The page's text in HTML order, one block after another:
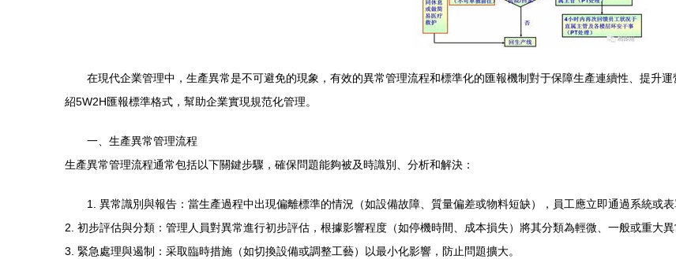
在現代企業管理中，生產異常是不可避免的現象，有效的異常管理流程和標準化的匯報機制對于保障生產連續性、提升
紹5W2H匯報標準格式，幫助企業實現規范化管理。
一、生產異常管理流程
生產異常管理流程通常包括以下關鍵步驟，確保問題能夠被及時識別、分析和解決：
1. 異常識別與報告：當生產過程中出現偏離標準的情況（如設備故障、質量偏差或物料短缺），員工應立即通過系統或表
2. 初步評估與分類：管理人員對異常進行初步評估，根據影響程度（如停機時間、成本損失）將其分類為輕微、一般或重大異
3. 緊急處理與遏制：采取臨時措施（如切換設備或調整工藝）以最小化影響，防止問題擴大。